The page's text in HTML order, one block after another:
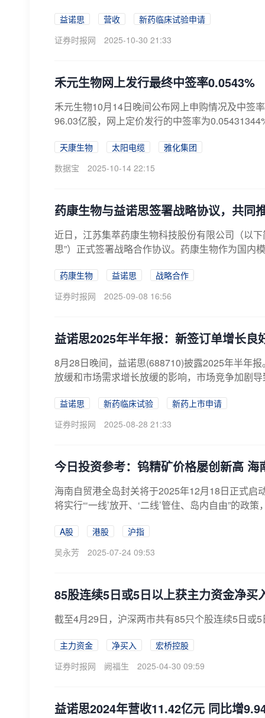
益诺思 营收
新药临床试验申请
证券时报网
2025-10-30 21:33
禾元生物网上发行最终中签率0.0543%
禾元生物10月14日晚间公布网上申购情况及中签
96.03亿股，网上定价发行的中签率为
天康生物 太阳电缆
雅化集团
数据宝
2025-10-14 22:15
药康生物与益诺思签署战略协议，共同
近日，江苏集萃药康生物科技股份有限公司（以
思”）正式签署战略合作协议。药康生物作为国内
药康生物 益诺思
战略合作
证券时报网
2025-09-08 16:56
益诺思2025年半年报：新签订单增长良
8月28日晚间，益诺思(688710)披露2025年半年
放缓和市场需求增长放缓的影响，市场竞争加剧
益诺思 新药临床试验
新药上市申请
证券时报网
2025-08-28 21:33
今日投资参考：钨精矿价格屡创新高 海
海南自贸港全岛封关将于2025年12月18日正式
将实行“‘一线’放开、‘二线’管住、岛内自由”的政
A股 港股
沪指
吴永芳
2025-07-24 09:53
85股连续5日或5日以上获主力资金净买
截至4月29日，沪深两市共有85只个股连续5日或
主力资金 净买入
宏桥控股
证券时报网
阙福生 2025-04-30 09:59
益诺思2024年营收11.42亿元 同比增